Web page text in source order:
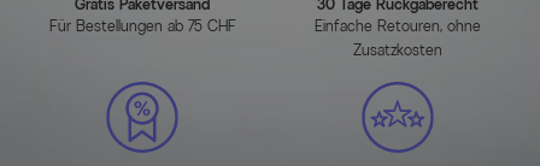
Farbe Gestell Grau
Hauptmaterial Teak
Gratis Paketversand
Für Bestellungen ab 75 CHF
30 Tage Rückgaberecht
Einfache Retouren, ohne
Zusatzkosten